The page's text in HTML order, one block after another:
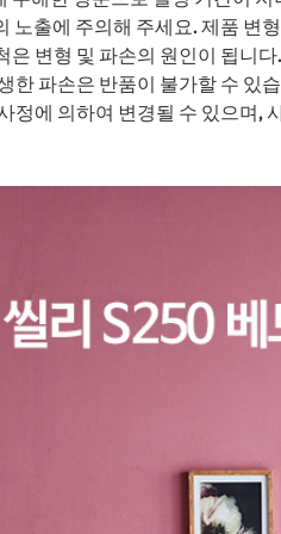
노출에 주의해 주세요. 제품 변
변형 및 파손의 원인이 됩니
한 파손은 반품이 불가할 수 있
정에 의하여 변경될 수 있으며,